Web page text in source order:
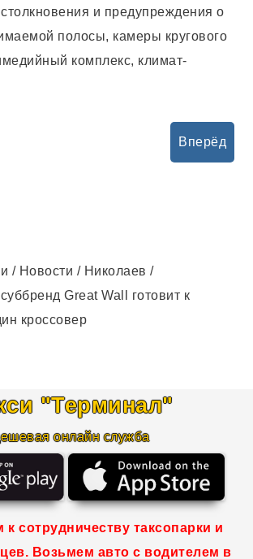
и предупреждения о
полосы, камеры кругового
комплекс, климат-
Вперёд
/ Новости / Николаев /
Great Wall готовит к
кроссовер
"Терминал"
онлайн служба
к сотрудничеству таксопарки и
Возьмем авто с водителем в